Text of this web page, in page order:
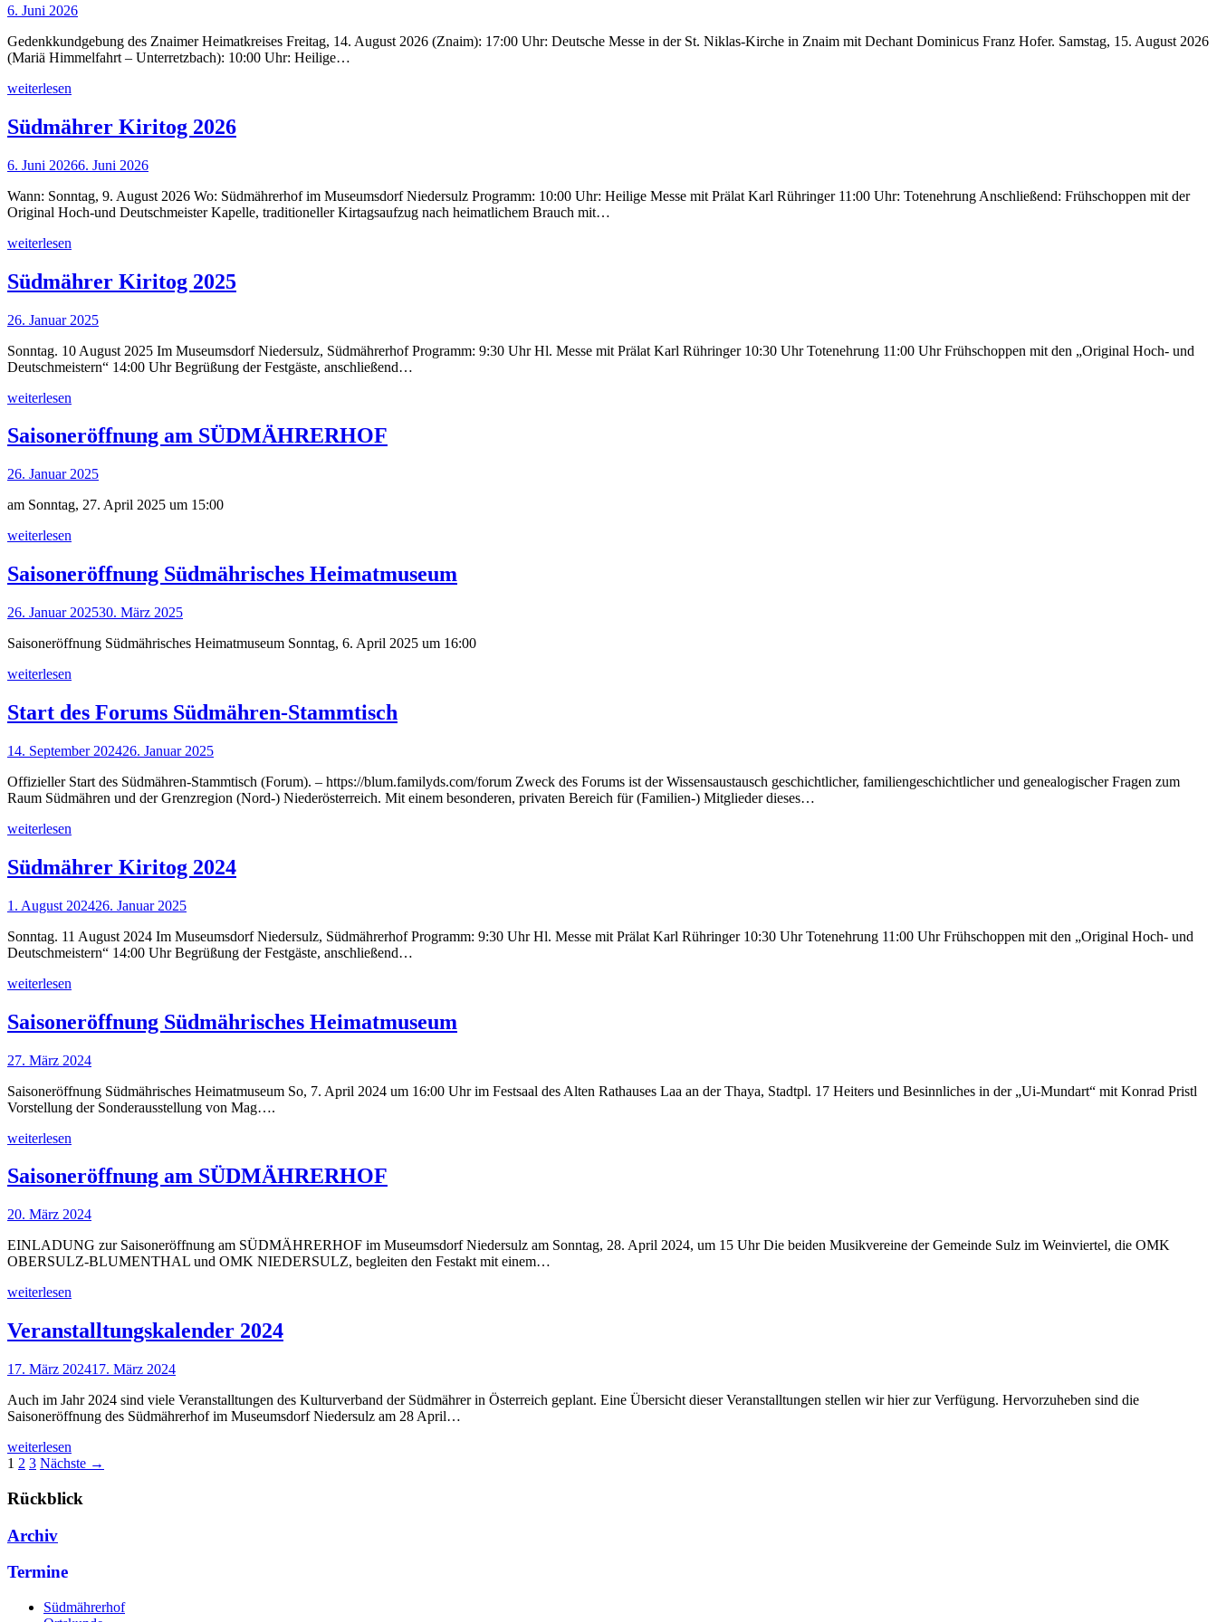
6. Juni 2026
Gedenkkundgebung des Znaimer Heimatkreises Freitag, 14. August 2026 (Znaim): 17:00 Uhr: Deutsche Messe in der St. Niklas-Kirche in Znaim mit Dechant Dominicus Franz Hofer. Samstag, 15. August 2026
(Mariä Himmelfahrt – Unterretzbach): 10:00 Uhr: Heilige…
weiterlesen
Südmährer Kiritog 2026
6. Juni 20266. Juni 2026
Wann: Sonntag, 9. August 2026 Wo: Südmährerhof im Museumsdorf Niedersulz Programm: 10:00 Uhr: Heilige Messe mit Prälat Karl Rühringer 11:00 Uhr: Totenehrung Anschließend: Frühschoppen mit der
Original Hoch-und Deutschmeister Kapelle, traditioneller Kirtagsaufzug nach heimatlichem Brauch mit…
weiterlesen
Südmährer Kiritog 2025
26. Januar 2025
Sonntag. 10 August 2025 Im Museumsdorf Niedersulz, Südmährerhof Programm: 9:30 Uhr Hl. Messe mit Prälat Karl Rühringer 10:30 Uhr Totenehrung 11:00 Uhr Frühschoppen mit den „Original Hoch- und
Deutschmeistern“ 14:00 Uhr Begrüßung der Festgäste, anschließend…
weiterlesen
Saisoneröffnung am SÜDMÄHRERHOF
26. Januar 2025
am Sonntag, 27. April 2025 um 15:00
weiterlesen
Saisoneröffnung Südmährisches Heimatmuseum
26. Januar 202530. März 2025
Saisoneröffnung Südmährisches Heimatmuseum Sonntag, 6. April 2025 um 16:00
weiterlesen
Start des Forums Südmähren-Stammtisch
14. September 202426. Januar 2025
Offizieller Start des Südmähren-Stammtisch (Forum). – https://blum.familyds.com/forum Zweck des Forums ist der Wissensaustausch geschichtlicher, familiengeschichtlicher und genealogischer Fragen zum
Raum Südmähren und der Grenzregion (Nord-) Niederösterreich. Mit einem besonderen, privaten Bereich für (Familien-) Mitglieder dieses…
weiterlesen
Südmährer Kiritog 2024
1. August 202426. Januar 2025
Sonntag. 11 August 2024 Im Museumsdorf Niedersulz, Südmährerhof Programm: 9:30 Uhr Hl. Messe mit Prälat Karl Rühringer 10:30 Uhr Totenehrung 11:00 Uhr Frühschoppen mit den „Original Hoch- und
Deutschmeistern“ 14:00 Uhr Begrüßung der Festgäste, anschließend…
weiterlesen
Saisoneröffnung Südmährisches Heimatmuseum
27. März 2024
Saisoneröffnung Südmährisches Heimatmuseum So, 7. April 2024 um 16:00 Uhr im Festsaal des Alten Rathauses Laa an der Thaya, Stadtpl. 17 Heiters und Besinnliches in der „Ui-Mundart“ mit Konrad Pristl
Vorstellung der Sonderausstellung von Mag….
weiterlesen
Saisoneröffnung am SÜDMÄHRERHOF
20. März 2024
EINLADUNG zur Saisoneröffnung am SÜDMÄHRERHOF im Museumsdorf Niedersulz am Sonntag, 28. April 2024, um 15 Uhr Die beiden Musikvereine der Gemeinde Sulz im Weinviertel, die OMK
OBERSULZ-BLUMENTHAL und OMK NIEDERSULZ, begleiten den Festakt mit einem…
weiterlesen
Veranstalltungskalender 2024
17. März 202417. März 2024
Auch im Jahr 2024 sind viele Veranstalltungen des Kulturverband der Südmährer in Österreich geplant. Eine Übersicht dieser Veranstalltungen stellen wir hier zur Verfügung. Hervorzuheben sind die
Saisoneröffnung des Südmährerhof im Museumsdorf Niedersulz am 28 April…
weiterlesen
1 2 3 Nächste →
Rückblick
Archiv
Termine
Südmährerhof